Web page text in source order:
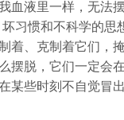
血液里一样，无法
坏习惯和不科学的思
着、克制着它们，
摆脱，它们一定会
某些时刻不自觉冒